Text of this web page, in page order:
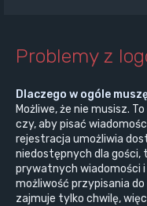
Problemy z
Dlaczego w ogóle
Możliwe, że nie musisz.
czy, aby pisać
rejestracja umożliwia
niedostępnych dla gości,
prywatnych wiadomości
możliwość przypisania
zajmuje tylko chwilę,